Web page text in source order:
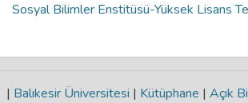
Sosyal Bilimler Enstitüsü-Yüksek Lisans
| Balıkesir Üniversitesi | Kütüphane | Açık